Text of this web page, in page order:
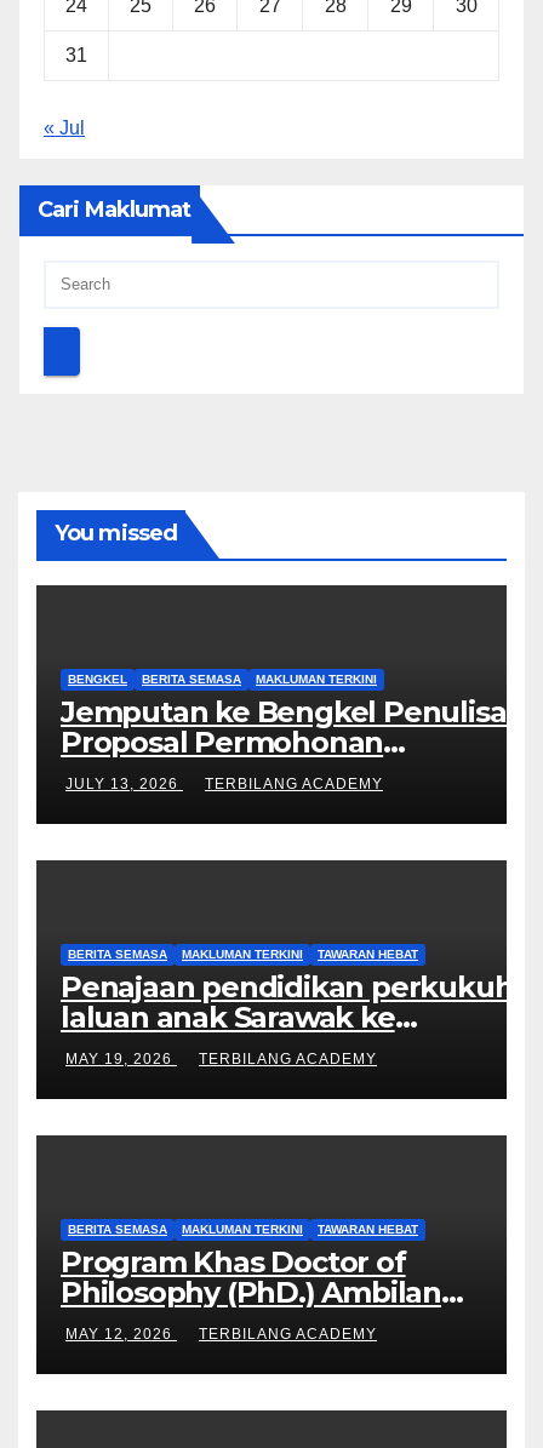
24 25 26 27 28 29 30
31
« Jul
Cari Maklumat
You missed
BENGKEL BERITA SEMASA MAKLUMAN TERKINI
Jemputan ke Bengkel Penulisan
Proposal Permohonan
Kemasukan Program Khas
Doktor Falsafah (PhD).
JULY 13, 2026 TERBILANG ACADEMY
BERITA SEMASA MAKLUMAN TERKINI TAWARAN HEBAT
Penajaan pendidikan perkukuh
laluan anak Sarawak ke
peringkat Sarjana, PhD
MAY 19, 2026 TERBILANG ACADEMY
BERITA SEMASA MAKLUMAN TERKINI TAWARAN HEBAT
Program Khas Doctor of
Philosophy (PhD.) Ambilan
September 2026 Kini Dibuka
MAY 12, 2026 TERBILANG ACADEMY